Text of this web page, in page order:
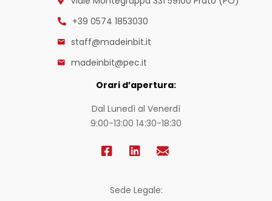
+39 0574 1853030
staff@madeinbit.it
madeinbit@pec.it
Orari d’apertura:
Dal Lunedì al Venerdì
9:00-13:00 14:30-18:30
Sede Legale: